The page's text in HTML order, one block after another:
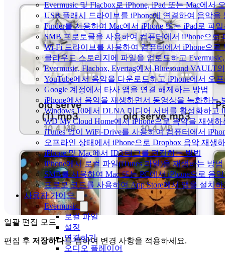
Evermusic 및 Flacbox로 iPhone, iPad 또는 Mac에
USB 플래시 드라이브를 iPhone에 연결하여 음악
Finder를 사용하여 Mac에서 iPhone 또는 iPad로 파
SMB 프로토콜을 사용하여 컴퓨터에서 iPhone으로
Wi-Fi 드라이브를 사용하여 컴퓨터에서 iPhone으
클라우드 스토리지에 파일을 업로드하고
Evermusic, Flacbox, Evertag에서 Bluesound
YouTube에서 음악을 다운로드하고 iPhone에서 오
Google 계정에서 타사 앱을 연결 해제하는 방법
iPhone에서 음악을 재생하면서 동영상을 녹화하는
Windows 10에서 DLNA 미디어 서버를 활성화하고
WD My Cloud Home에서 iPhone으로 음악을 재생
iTunes 없이 WiFi-Drive를 사용하여 컴퓨터에서
오프라인 상태에서 iPhone으로 Dropbox 음악 재생
iPhone 및 Mac에서 ID3 태그를 편집하는 방법
iPhone에서 로컬 파일(iTunes 파일)을 재생하는 방법
SMB를 사용하여 Mac 또는 PC에서 iPhone으로 음
프로모 코드를 사용하여 App Store에서 앱을 설치
사용자 가이드
Evermusic
로컬 파일
설정
연결하기
오디오 플레이어
일괄 편집 모드
편집 후 저장하다를 탭하여 변경 사항을 적용하세요.